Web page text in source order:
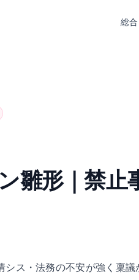
総
雛形｜禁止
ス・法務の不安が強く稟